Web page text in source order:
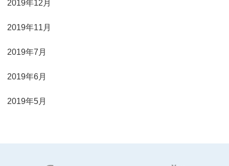
2019年12月
2019年11月
2019年7月
2019年6月
2019年5月